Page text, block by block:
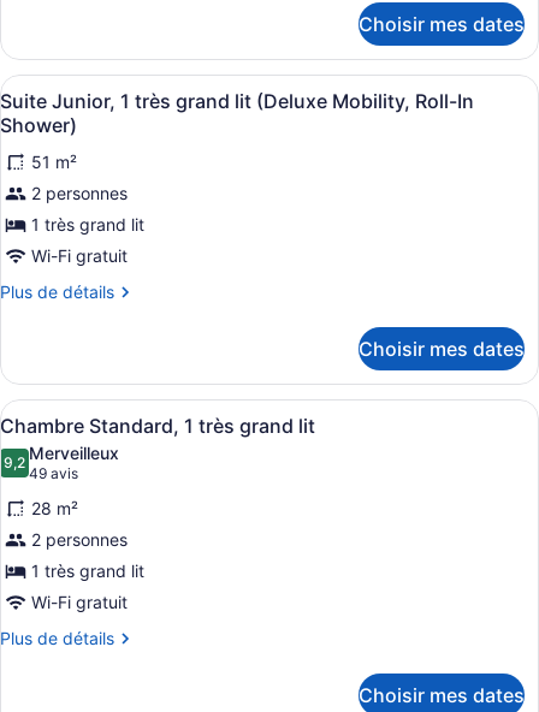
2
grands
lits,
douche
accessible
en
fauteuil
roulant,
en
coin
Chambre,
grands
lits,
douche
accessible
en
fauteuil
roulant,
en
coin
Choisir mes dates
Afficher
toutes
les
photos
pour
ce
type
de
chambre :
Junior,
très
grand
lit
(Deluxe
Mobility,
Roll-
In
Shower)
Un salon moderne comprenant
7
Suite Junior, 1 très grand lit (Deluxe Mobility, Roll-In
Shower)
51 m²
2 personnes
1 très grand lit
Wi-Fi gratuit
Plus de détails
Plus
Suite
Junior,
1
grand
(Deluxe
Mobility,
Roll-
In
Shower)
Choisir mes dates
Afficher
toutes
les
photos
pour
ce
type
de
chambre :
Un lit bien fait, avec du linge de
10
Chambre Standard, 1 très grand lit
9,29,2 sur 10
Merveilleux
49 avis
(49 avis)
28 m²
2 personnes
1 très grand lit
Wi-Fi gratuit
Plus de détails
Plus
Choisir mes dates